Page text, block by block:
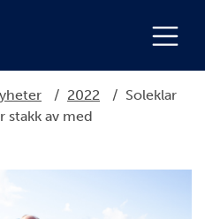
/ 2022 / Soleklar
stakk av med